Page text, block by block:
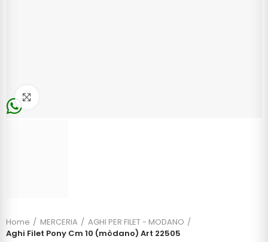
Home MERCERIA
AGHI PER FILET - MODANO
Aghi Filet Pony Cm 10 (mòdano) Art 22505